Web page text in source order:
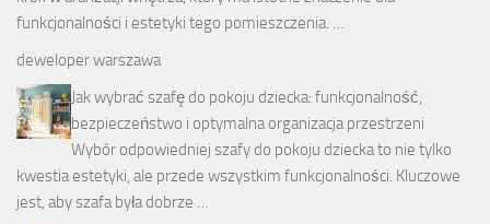
funkcjonalności i estetyki tego pomieszczenia. …
deweloper warszawa
Jak wybrać szafę do pokoju dziecka: funkcjonalność,
bezpieczeństwo i optymalna organizacja przestrzeni
Wybór odpowiedniej szafy do pokoju dziecka to nie tylko
kwestia estetyki, ale przede wszystkim funkcjonalności. Kluczowe
jest, aby szafa była dobrze …